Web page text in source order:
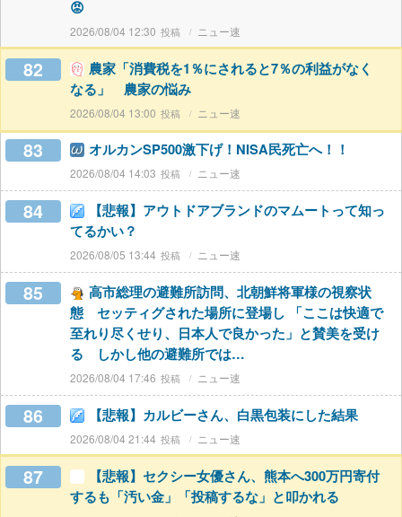
😡
2026/08/04 12:30 ニュー速
82
農家「消費税を1％にされると7％の利益がなく
なる」 農家の悩み
2026/08/04 13:00 ニュー速
83 オルカンSP500激下げ！NISA民死亡へ！！
2026/08/04 14:03 ニュー速
84
【悲報】アウトドアブランドのマムートって知っ
てるかい？
2026/08/05 13:44 ニュー速
85
高市総理の避難所訪問、北朝鮮将軍様の視察状
態 セッティグされた場所に登場し 「ここは快適で
至れり尽くせり、日本人で良かった」と賛美を受け
る しかし他の避難所では…
2026/08/04 17:46 ニュー速
86 【悲報】カルビーさん、白黒包装にした結果
2026/08/04 21:44 ニュー速
87
【悲報】セクシー女優さん、熊本へ300万円寄付
するも「汚い金」「投稿するな」と叩かれる